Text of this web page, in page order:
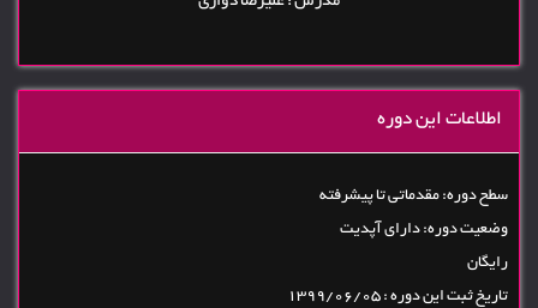
اطلاعات این دوره
سطح دوره: مقدماتی تا پیشرفته
وضعیت دوره: دارای آپدیت
رایگان
تاریخ ثبت این دوره : 1399/06/05